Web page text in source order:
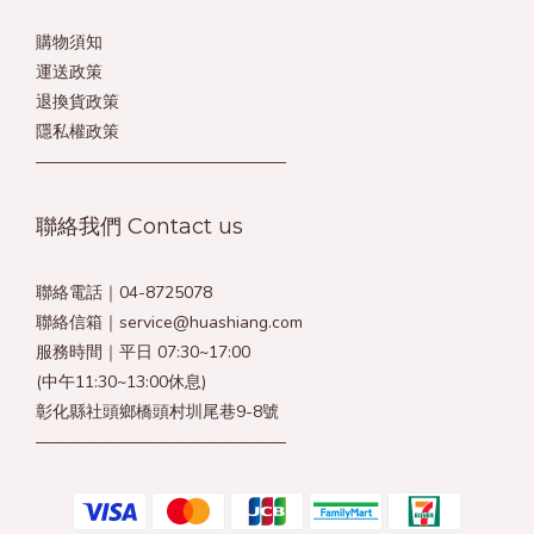
購物須知
運送政策
退換貨政策
隱私權政策
———————————————
聯絡我們 Contact us
聯絡電話｜04-8725078
聯絡信箱｜service@huashiang.com
服務時間｜平日 07:30~17:00
(中午11:30~13:00休息)
彰化縣社頭鄉橋頭村圳尾巷9-8號
———————————————